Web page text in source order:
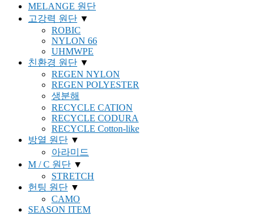
MELANGE 원단
고강력 원단 ▼
ROBIC
NYLON 66
UHMWPE
친환경 원단 ▼
REGEN NYLON
REGEN POLYESTER
생분해
RECYCLE CATION
RECYCLE CODURA
RECYCLE Cotton-like
방열 원단 ▼
아라미드
M / C 원단 ▼
STRETCH
헌팅 원단 ▼
CAMO
SEASON ITEM